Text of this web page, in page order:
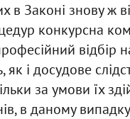
Законі знову ж
конкурсна
відбір
як і досудове
за умови їх
в даному